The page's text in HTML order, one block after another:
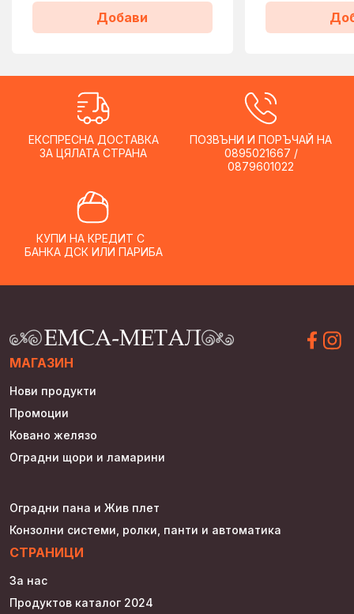
Добави
ЕКСПРЕСНА ДОСТАВКА
ЗА ЦЯЛАТА СТРАНА
ПОЗВЪНИ И ПОРЪЧАЙ НА
0895021667 /
0879601022
КУПИ НА КРЕДИТ С
БАНКА ДСК ИЛИ ПАРИБА
МАГАЗИН
Нови продукти
Промоции
Ковано желязо
Оградни щори и ламарини
Оградни пана и Жив плет
Конзолни системи, ролки, панти и автоматика
СТРАНИЦИ
За нас
Продуктов каталог 2024